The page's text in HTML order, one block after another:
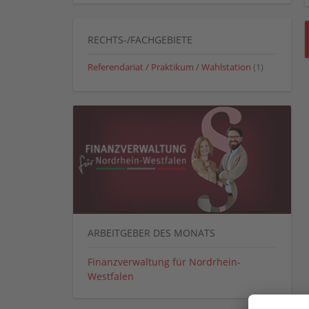
RECHTS-/FACHGEBIETE
Referendariat / Praktikum / Wahlstation (1)
ARBEITGEBER DES MONATS
Finanzverwaltung für Nordrhein-
Westfalen